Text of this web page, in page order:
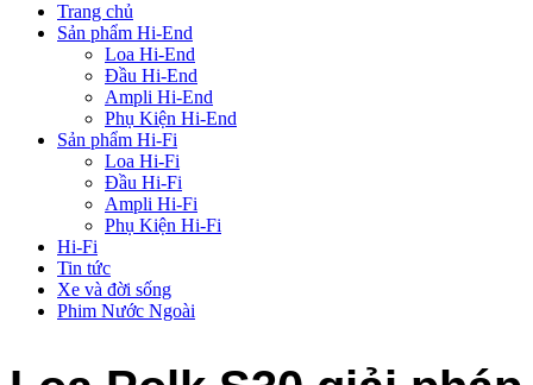
Trang chủ
Sản phẩm Hi-End
Loa Hi-End
Đầu Hi-End
Ampli Hi-End
Phụ Kiện Hi-End
Sản phẩm Hi-Fi
Loa Hi-Fi
Đầu Hi-Fi
Ampli Hi-Fi
Phụ Kiện Hi-Fi
Hi-Fi
Tin tức
Xe và đời sống
Phim Nước Ngoài